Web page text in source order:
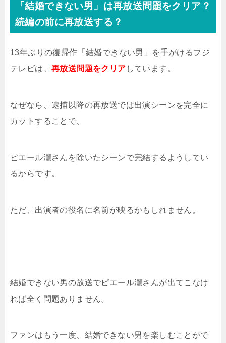
「結婚できない男」は再放送問題をクリア？
続編の前に再放送する？
13年ぶりの復帰作「結婚できない男」を手がけるフジ
テレビは、 再放送問題をクリア しています。
なぜなら、逮捕以降の再放送では出演シーンを完全に
カットすることで、
ピエール瀧さんを除いたシーンで完結するようしてい
るからです。
ただ、出演者の役名に名前が映るかもしれません。
結婚できない男の放送でピエール瀧さんが出てこなけ
れば全く問題ありません。
ファンはもう一度、結婚できない男を楽しむことがで